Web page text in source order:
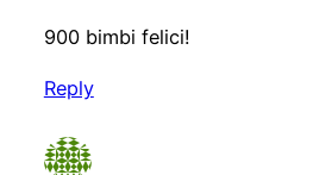
900 bimbi felici!
Reply